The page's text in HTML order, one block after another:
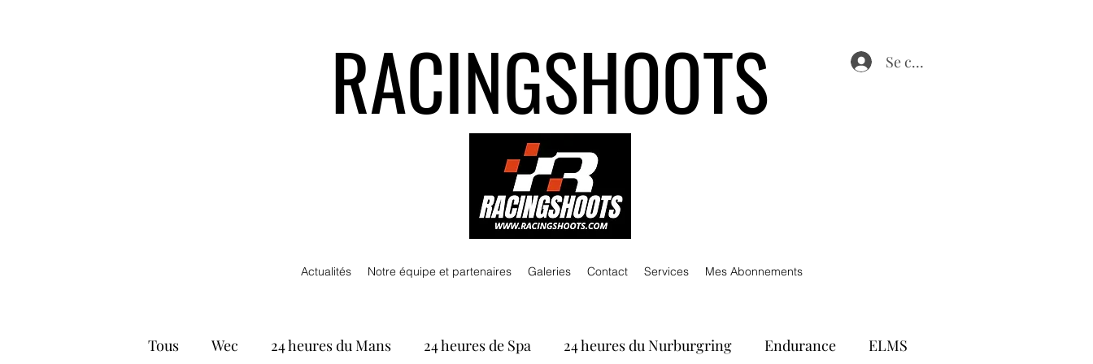
RACINGSHOOTS
Actualités Notre équipe et partenaires Galeries Contact Services Mes Abonnements
Se connecter
Tous Wec 24 heures du Mans 24 heures de Spa 24 heures du Nurburgring Endurance ELMS